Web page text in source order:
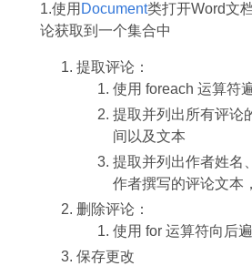
1.使用 Document类打开Word文
论获取到一个集合中
提取评论：
使用 foreach 运算符
提取并列出所有评论
间以及文本
提取并列出作者姓名
作者撰写的评论文本
删除评论：
使用 for 运算符向后
保存更改